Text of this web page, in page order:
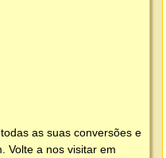
as suas conversões e
. Volte a nos visitar em